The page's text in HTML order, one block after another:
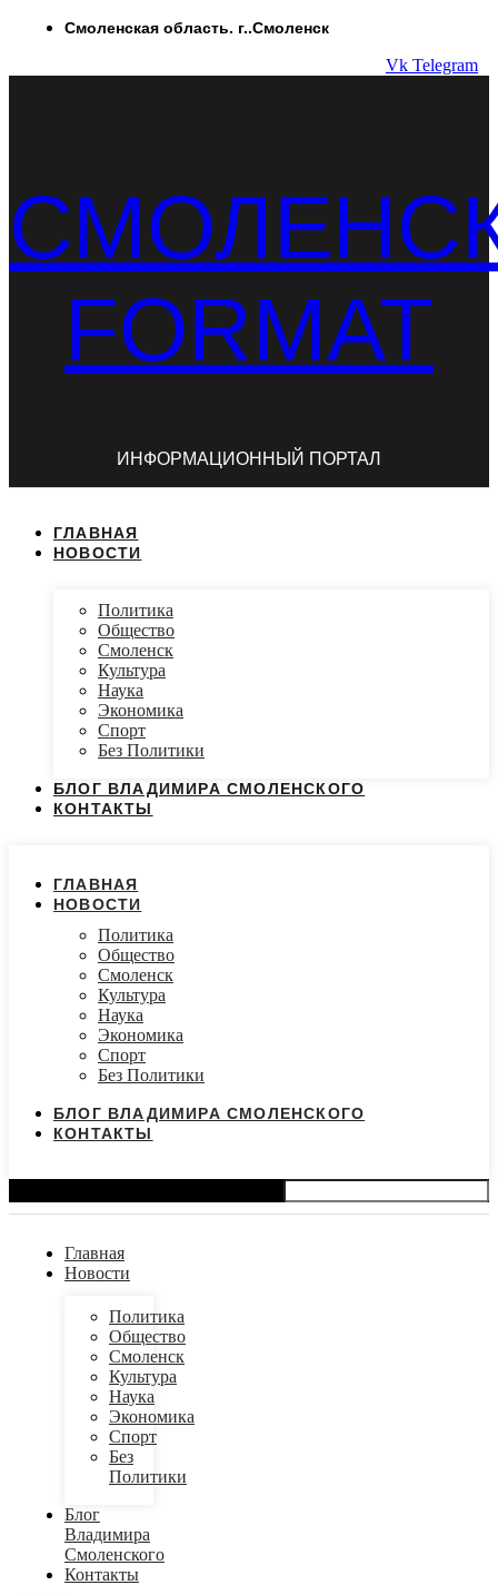
ПерейтиСмоленская область. г..Смоленск
Vk Telegram
FORMAT
ИНФОРМАЦИОННЫЙ ПОРТАЛ
ГЛАВНАЯ
НОВОСТИ
Политика
Общество
Смоленск
Культура
Наука
Экономика
Спорт
Без Политики
БЛОГ ВЛАДИМИРА СМОЛЕНСКОГО
КОНТАКТЫ
ГЛАВНАЯ
НОВОСТИ
Политика
Общество
Смоленск
Культура
Наука
Экономика
Спорт
Без Политики
БЛОГ ВЛАДИМИРА СМОЛЕНСКОГО
КОНТАКТЫ
Главная
Новости
Политика
Общество
Смоленск
Культура
Наука
Экономика
Спорт
Без
Политики
Блог
Владимира
Смоленского
Контакты